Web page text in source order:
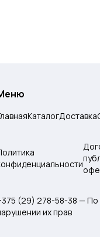
КаталогДоставка
(29) 278-58-38 —
их прав